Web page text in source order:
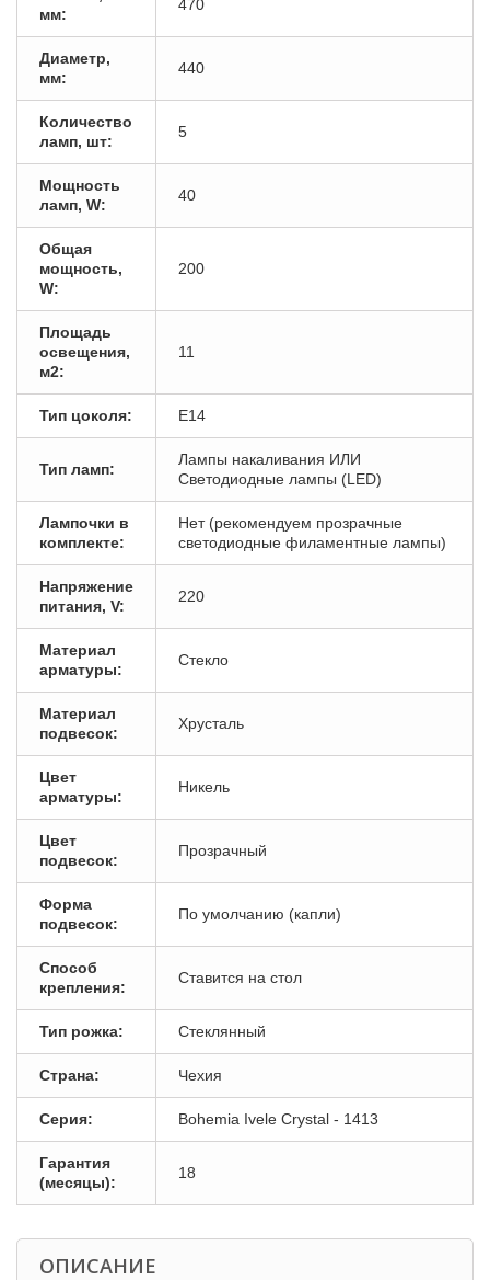
мм:
470
Диаметр,
мм:
440
Количество
ламп, шт:
5
Мощность
ламп, W:
40
Общая
мощность,
W:
200
Площадь
освещения,
м2:
11
Тип цоколя: E14
Тип ламп:
Лампы накаливания ИЛИ
Светодиодные лампы (LED)
Лампочки в
комплекте:
Нет (рекомендуем прозрачные
светодиодные филаментные лампы)
Напряжение
питания, V:
220
Материал
арматуры:
Стекло
Материал
подвесок:
Хрусталь
Цвет
арматуры:
Никель
Цвет
подвесок:
Прозрачный
Форма
подвесок:
По умолчанию (капли)
Способ
крепления:
Ставится на стол
Тип рожка: Стеклянный
Страна: Чехия
Серия: Bohemia Ivele Crystal - 1413
Гарантия
(месяцы):
18
ОПИСАНИЕ